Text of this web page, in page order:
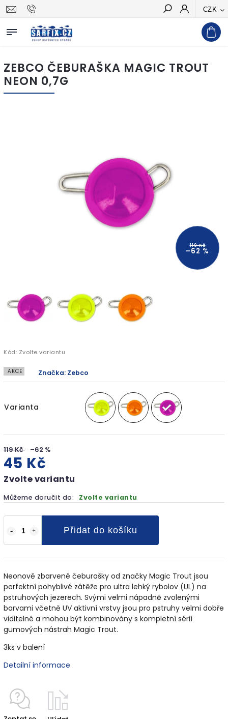
CZK
Hledat
ZEBCO ČEBURAŠKA MAGIC TROUT
NEON 0,7G
119 Kč
–62 %
Kód: Zvolte variantu
AKCE Značka: Zebco
Varianta
119 Kč –62 %
45 Kč
Zvolte variantu
Můžeme doručit do: Zvolte variantu
Přidat do košíku
Neonově zbarvené čeburašky od značky Magic Trout jsou
perfektní pohyblivé zátěže pro ultra lehký rybolov (UL) na
pstruhových jezerech. Svými velmi nápadně zvolenými
barvami včetně UV aktivní vrstvy jsou pro pstruhy velmi dobře
viditelné a mohou být kombinovány s kompletní sérií
gumových nástrah Magic Trout.
3ks v balení
Detailní informace